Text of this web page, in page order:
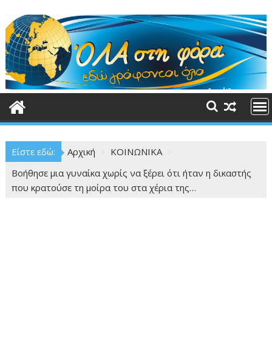
στο
περιεχόμενο
Είστε εδώ: Αρχική
ΚΟΙΝΩΝΙΚΑ
Βοήθησε μια γυναίκα χωρίς να ξέρει ότι ήταν η δικαστής
που κρατούσε τη μοίρα του στα χέρια της…